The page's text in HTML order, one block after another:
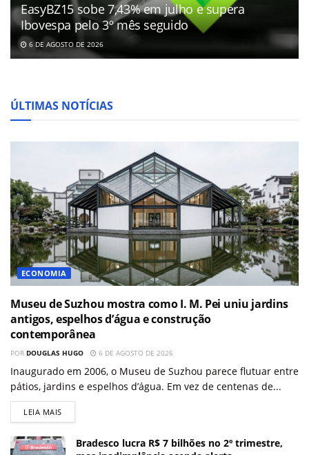
EasyBZ15 sobe 7,43% em julho e supera
Ibovespa pelo 3º mês seguido
6 DE AGOSTO DE 2026
ÚLTIMAS NOTÍCIAS
ECONOMIA
Museu de Suzhou mostra como I. M. Pei uniu jardins
antigos, espelhos d’água e construção
contemporânea
POR DOUGLAS HUGO 6 DE AGOSTO DE 2026
Inaugurado em 2006, o Museu de Suzhou parece flutuar entre
pátios, jardins e espelhos d’água. Em vez de centenas de...
LEIA MAIS
Bradesco lucra R$ 7 bilhões no 2º trimestre,